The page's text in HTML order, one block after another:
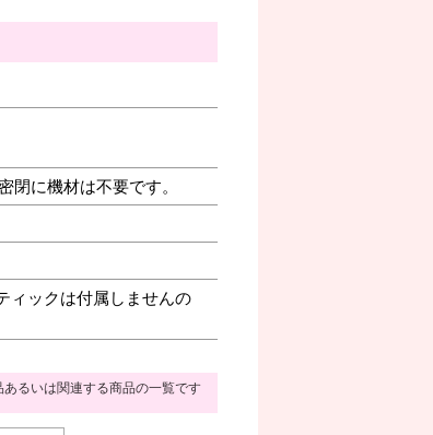
に機材は不要です。
ィックは付属しませんの
るいは関連する商品の一覧です